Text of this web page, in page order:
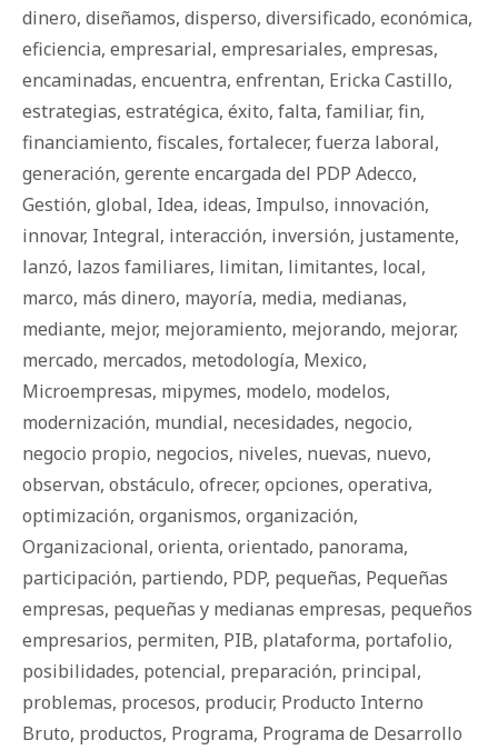
dinero, diseñamos, disperso, diversificado, económica,
eficiencia, empresarial, empresariales, empresas,
encaminadas, encuentra, enfrentan, Ericka Castillo,
estrategias, estratégica, éxito, falta, familiar, fin,
financiamiento, fiscales, fortalecer, fuerza laboral,
generación, gerente encargada del PDP Adecco,
Gestión, global, Idea, ideas, Impulso, innovación,
innovar, Integral, interacción, inversión, justamente,
lanzó, lazos familiares, limitan, limitantes, local,
marco, más dinero, mayoría, media, medianas,
mediante, mejor, mejoramiento, mejorando, mejorar,
mercado, mercados, metodología, Mexico,
Microempresas, mipymes, modelo, modelos,
modernización, mundial, necesidades, negocio,
negocio propio, negocios, niveles, nuevas, nuevo,
observan, obstáculo, ofrecer, opciones, operativa,
optimización, organismos, organización,
Organizacional, orienta, orientado, panorama,
participación, partiendo, PDP, pequeñas, Pequeñas
empresas, pequeñas y medianas empresas, pequeños
empresarios, permiten, PIB, plataforma, portafolio,
posibilidades, potencial, preparación, principal,
problemas, procesos, producir, Producto Interno
Bruto, productos, Programa, Programa de Desarrollo